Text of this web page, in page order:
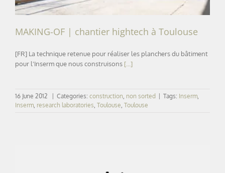
MAKING-OF | chantier hightech à Toulouse
[FR] La technique retenue pour réaliser les planchers du bâtiment
pour l'Inserm que nous construisons [...]
16 June 2012 Categories: construction non sorted Tags: Inserm
Inserm research laboratories Toulouse Toulouse